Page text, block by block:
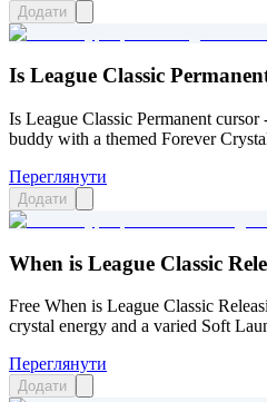
Додати
Is League Classic
Is League Classic Permanent
buddy with a themed Forever
Переглянути
Додати
When is League Classic
Free When is League Classic
crystal energy and a varied Soft
Переглянути
Додати